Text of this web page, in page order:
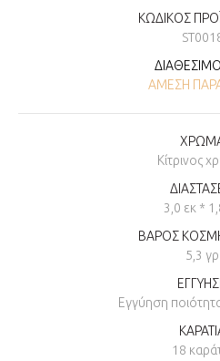
ΚΩΔΙΚΌΣ
ΆΜΕΣΗ
Κίτρινος
3,0 εκ *
ΒΑΡΟΣ
5,3 γρ
Εγγύηση
18